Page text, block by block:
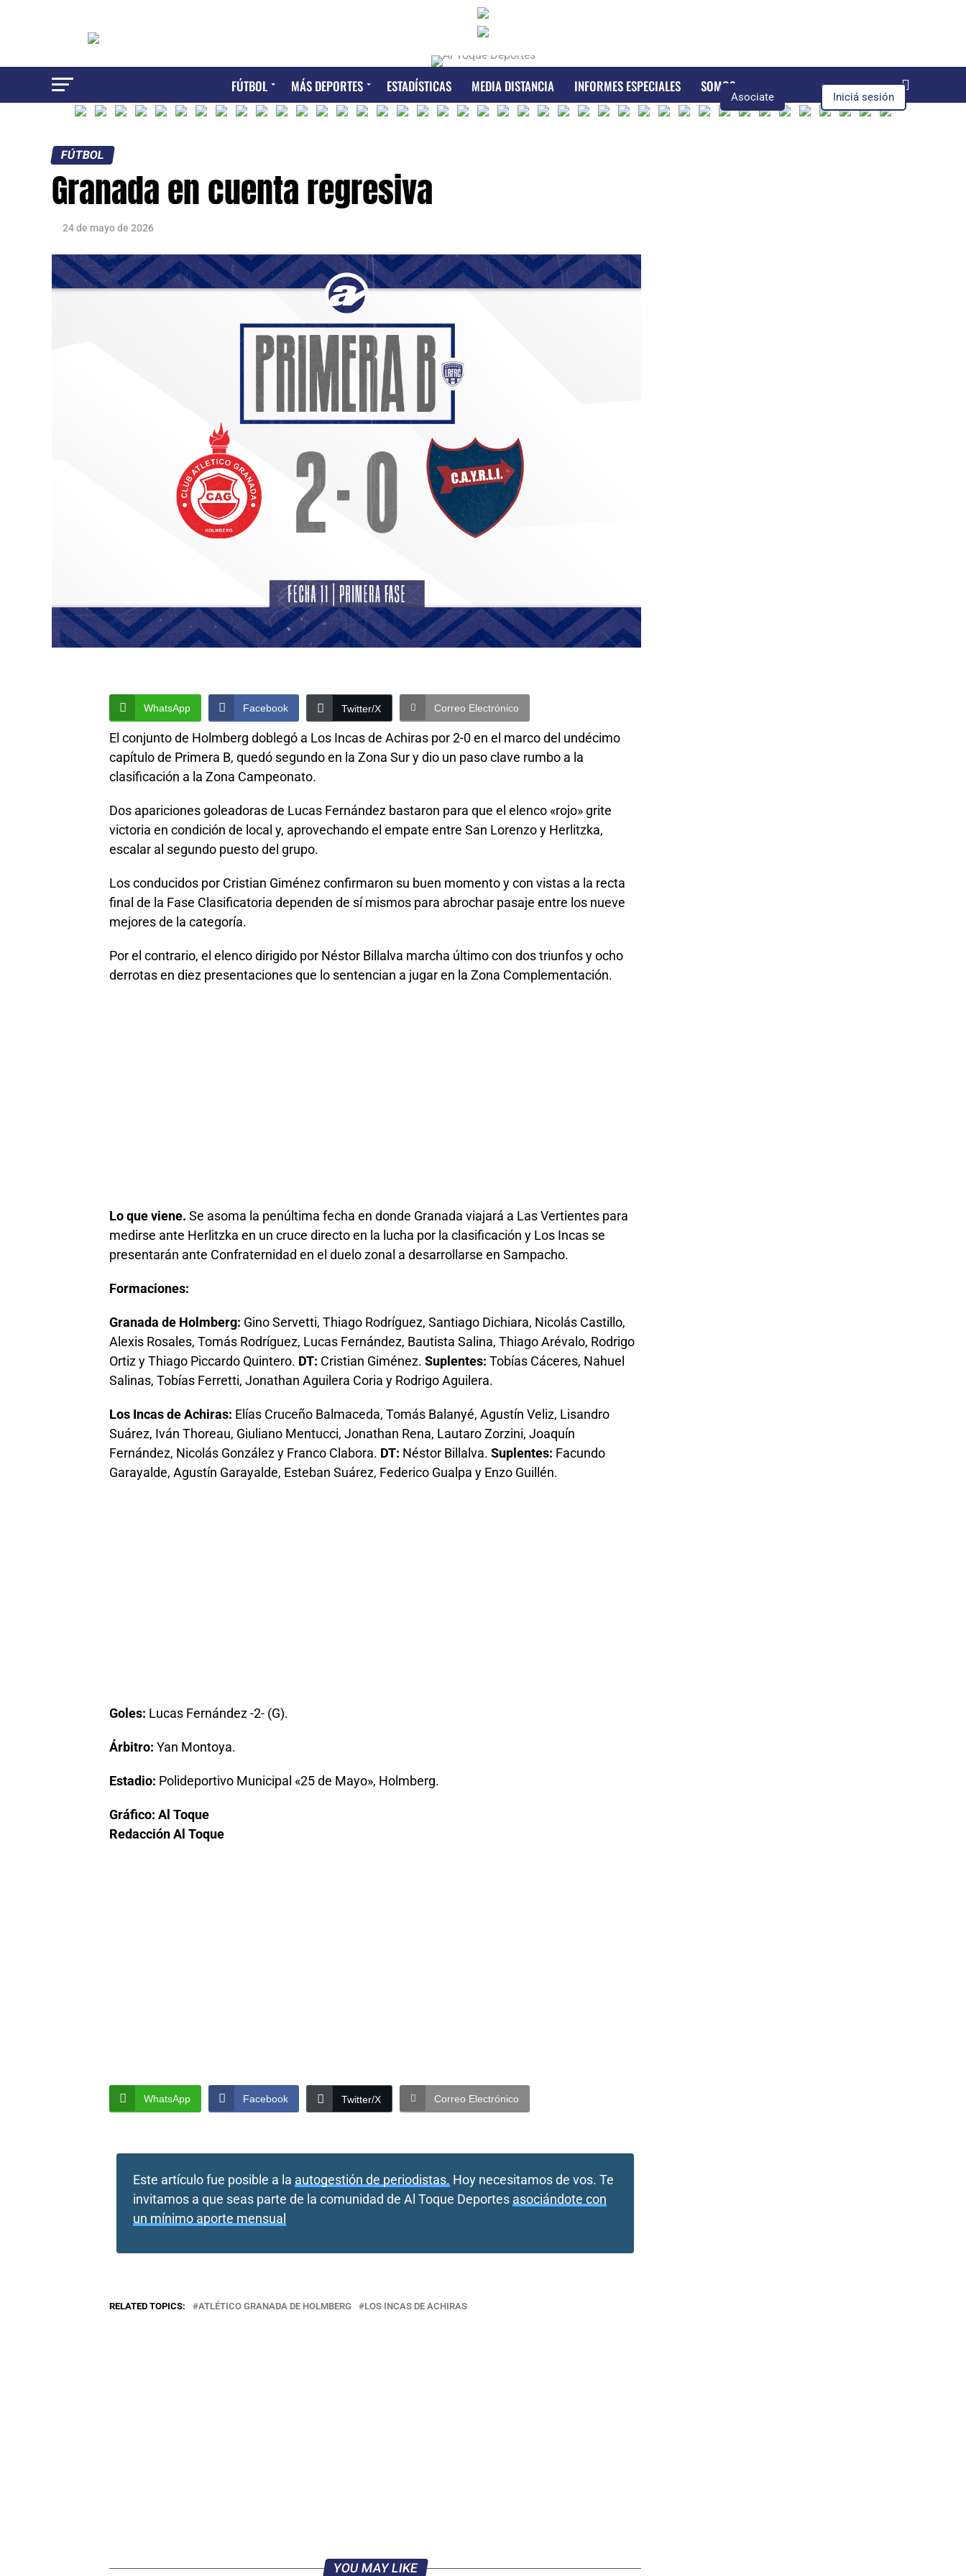
Asociate Iniciá sesión
FÚTBOL MÁS DEPORTES ESTADÍSTICAS MEDIA DISTANCIA INFORMES ESPECIALES SOMOS
FÚTBOL
Granada en cuenta regresiva
24 de mayo de 2026
WhatsApp Facebook Twitter/X Correo Electrónico
El conjunto de Holmberg doblegó a Los Incas de Achiras por 2-0 en el marco del undécimo
capítulo de Primera B, quedó segundo en la Zona Sur y dio un paso clave rumbo a la
clasificación a la Zona Campeonato.
Dos apariciones goleadoras de Lucas Fernández bastaron para que el elenco «rojo» grite
victoria en condición de local y, aprovechando el empate entre San Lorenzo y Herlitzka,
escalar al segundo puesto del grupo.
Los conducidos por Cristian Giménez confirmaron su buen momento y con vistas a la recta
final de la Fase Clasificatoria dependen de sí mismos para abrochar pasaje entre los nueve
mejores de la categoría.
Por el contrario, el elenco dirigido por Néstor Billalva marcha último con dos triunfos y ocho
derrotas en diez presentaciones que lo sentencian a jugar en la Zona Complementación.
Lo que viene. Se asoma la penúltima fecha en donde Granada viajará a Las Vertientes para
medirse ante Herlitzka en un cruce directo en la lucha por la clasificación y Los Incas se
presentarán ante Confraternidad en el duelo zonal a desarrollarse en Sampacho.
Formaciones:
Granada de Holmberg: Gino Servetti, Thiago Rodríguez, Santiago Dichiara, Nicolás Castillo,
Alexis Rosales, Tomás Rodríguez, Lucas Fernández, Bautista Salina, Thiago Arévalo, Rodrigo
Ortiz y Thiago Piccardo Quintero. DT: Cristian Giménez. Suplentes: Tobías Cáceres, Nahuel
Salinas, Tobías Ferretti, Jonathan Aguilera Coria y Rodrigo Aguilera.
Los Incas de Achiras: Elías Cruceño Balmaceda, Tomás Balanyé, Agustín Veliz, Lisandro
Suárez, Iván Thoreau, Giuliano Mentucci, Jonathan Rena, Lautaro Zorzini, Joaquín
Fernández, Nicolás González y Franco Clabora. DT: Néstor Billalva. Suplentes: Facundo
Garayalde, Agustín Garayalde, Esteban Suárez, Federico Gualpa y Enzo Guillén.
Goles: Lucas Fernández -2- (G).
Árbitro: Yan Montoya.
Estadio: Polideportivo Municipal «25 de Mayo», Holmberg.
Gráfico: Al Toque
Redacción Al Toque
WhatsApp Facebook Twitter/X Correo Electrónico
Este artículo fue posible a la autogestión de periodistas. Hoy necesitamos de vos. Te
invitamos a que seas parte de la comunidad de Al Toque Deportes asociándote con
un mínimo aporte mensual
RELATED TOPICS: ATLÉTICO GRANADA DE HOLMBERG LOS INCAS DE ACHIRAS
YOU MAY LIKE